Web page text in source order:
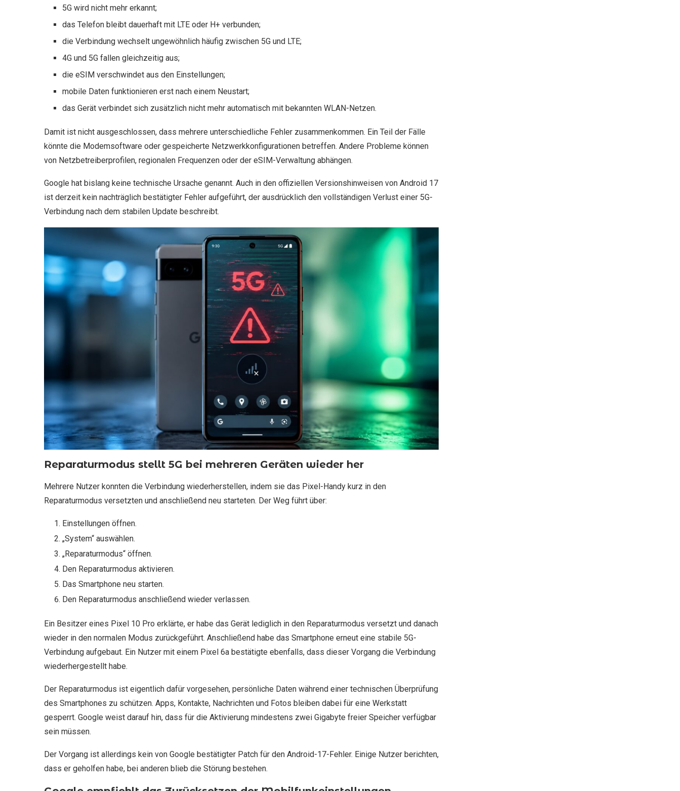
5G wird nicht mehr erkannt;
das Telefon bleibt dauerhaft mit LTE oder H+ verbunden;
die Verbindung wechselt ungewöhnlich häufig zwischen 5G und LTE;
4G und 5G fallen gleichzeitig aus;
die eSIM verschwindet aus den Einstellungen;
mobile Daten funktionieren erst nach einem Neustart;
das Gerät verbindet sich zusätzlich nicht mehr automatisch mit bekannten WLAN-Netzen.
Damit ist nicht ausgeschlossen, dass mehrere unterschiedliche Fehler zusammenkommen. Ein Teil der Fälle
könnte die Modemsoftware oder gespeicherte Netzwerkkonfigurationen betreffen. Andere Probleme können
von Netzbetreiberprofilen, regionalen Frequenzen oder der eSIM-Verwaltung abhängen.
Google hat bislang keine technische Ursache genannt. Auch in den offiziellen Versionshinweisen von Android 17
ist derzeit kein nachträglich bestätigter Fehler aufgeführt, der ausdrücklich den vollständigen Verlust einer 5G-
Verbindung nach dem stabilen Update beschreibt.
Reparaturmodus stellt 5G bei mehreren Geräten wieder her
Mehrere Nutzer konnten die Verbindung wiederherstellen, indem sie das Pixel-Handy kurz in den
Reparaturmodus versetzten und anschließend neu starteten. Der Weg führt über:
Einstellungen öffnen.
„System“ auswählen.
„Reparaturmodus“ öffnen.
Den Reparaturmodus aktivieren.
Das Smartphone neu starten.
Den Reparaturmodus anschließend wieder verlassen.
Ein Besitzer eines Pixel 10 Pro erklärte, er habe das Gerät lediglich in den Reparaturmodus versetzt und danach
wieder in den normalen Modus zurückgeführt. Anschließend habe das Smartphone erneut eine stabile 5G-
Verbindung aufgebaut. Ein Nutzer mit einem Pixel 6a bestätigte ebenfalls, dass dieser Vorgang die Verbindung
wiederhergestellt habe.
Der Reparaturmodus ist eigentlich dafür vorgesehen, persönliche Daten während einer technischen Überprüfung
des Smartphones zu schützen. Apps, Kontakte, Nachrichten und Fotos bleiben dabei für eine Werkstatt
gesperrt. Google weist darauf hin, dass für die Aktivierung mindestens zwei Gigabyte freier Speicher verfügbar
sein müssen.
Der Vorgang ist allerdings kein von Google bestätigter Patch für den Android-17-Fehler. Einige Nutzer berichten,
dass er geholfen habe, bei anderen blieb die Störung bestehen.